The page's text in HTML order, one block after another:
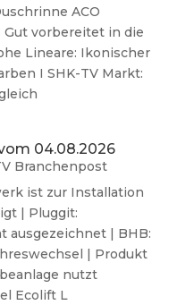
ACO
Gut vorbereitet in die
Lineare: Ikonischer
I SHK-TV Markt:
04.08.2026
Branchenpost
ist zur Installation
| Pluggit:
ausgezeichnet | BHB:
| Produkt
nutzt
Ecolift L